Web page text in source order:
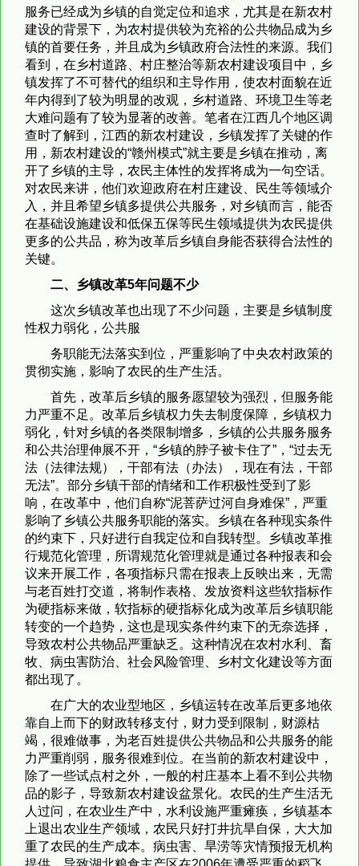
服务已经成为乡镇的自觉定位和追求，尤其是在新农村
建设的背景下，为农村提供较为充裕的公共物品成为乡
镇的首要任务，并且成为乡镇政府合法性的来源。我们
看到，在乡村道路、村庄整治等新农村建设项目中，乡
镇发挥了不可替代的组织和主导作用，使农村面貌在近
年内得到了较为明显的改观，乡村道路、环境卫生等老
大难问题有了较为显著的改善。笔者在江西几个地区调
查时了解到，江西的新农村建设，乡镇发挥了关键的作
用，新农村建设的“赣州模式”就主要是乡镇在推动，离
开了乡镇的主导，农民主体性的发挥将成为一句空话。
对农民来讲，他们欢迎政府在村庄建设、民生等领域介
入，并且希望乡镇多提供公共服务，对乡镇而言，能否
在基础设施建设和低保五保等民生领域提供为农民提供
更多的公共品，称为改革后乡镇自身能否获得合法性的
关键。
二、乡镇改革5年问题不少
这次乡镇改革也出现了不少问题，主要是乡镇制度
性权力弱化，公共服
务职能无法落实到位，严重影响了中央农村政策的
贯彻实施，影响了农民的生产生活。
首先，改革后乡镇的服务愿望较为强烈，但服务能
力严重不足。改革后乡镇权力失去制度保障，乡镇权力
弱化，针对乡镇的各类限制增多，乡镇的公共服务服务
和公共治理伸展不开，“乡镇的脖子被卡住了”，“过去无
法（法律法规），干部有法（办法），现在有法，干部
无法”。部分乡镇干部的情绪和工作积极性受到了影
响，在改革中，他们自称“泥菩萨过河自身难保”，严重
影响了乡镇公共服务职能的落实。乡镇在各种现实条件
的约束下，只好进行自我定位和自我转型。乡镇改革推
行规范化管理，所谓规范化管理就是通过各种报表和会
议来开展工作，各项指标只需在报表上反映出来，无需
与老百姓打交道，将制作表格、发放资料这些软指标作
为硬指标来做，软指标的硬指标化成为改革后乡镇职能
转变的一个趋势，这也是现实条件约束下的无奈选择，
导致农村公共物品严重缺乏。这种情况在农村水利、畜
牧、病虫害防治、社会风险管理、乡村文化建设等方面
都出现了。
在广大的农业型地区，乡镇运转在改革后更多地依
靠自上而下的财政转移支付，财力受到限制，财源枯
竭，很难做事，为老百姓提供公共物品和公共服务的能
力严重削弱，服务很难到位。在当前的新农村建设中，
除了一些试点村之外，一般的村庄基本上看不到公共物
品的影子，导致新农村建设盆景化。农民的生产生活无
人过问，在农业生产中，水利设施严重瘫痪，乡镇基本
上退出农业生产领域，农民只好打井抗旱自保，大大加
重了农民的生产成本。病虫害、旱涝等灾情预报无机构